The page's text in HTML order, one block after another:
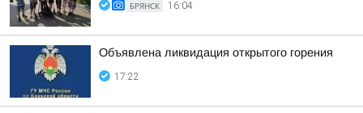
БРЯНСК 16:04
Объявлена ликвидация открытого горения
17:22